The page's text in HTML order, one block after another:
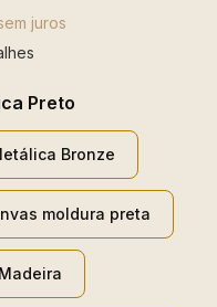
juros
Preto
Bronze
moldura preta